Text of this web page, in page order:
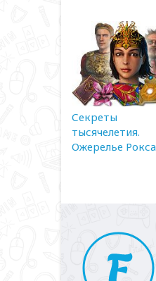
Секреты
тысячелетия.
Ожерелье